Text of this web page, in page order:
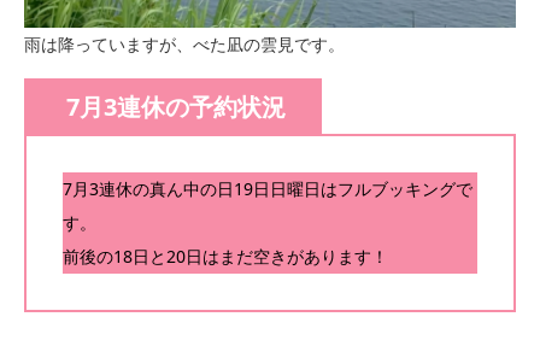
雨は降っていますが、べた凪の雲見です。
7月3連休の予約状況
7月3連休の真ん中の日19日日曜日はフルブッキングで
す。
前後の18日と20日はまだ空きがあります！